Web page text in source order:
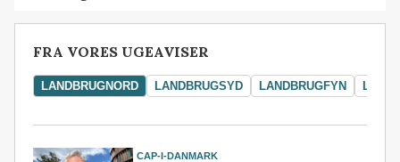
FRA VORES UGEAVISER
LANDBRUGNORD LANDBRUGSYD LANDBRUGFYN
CAP-I-DANMARK